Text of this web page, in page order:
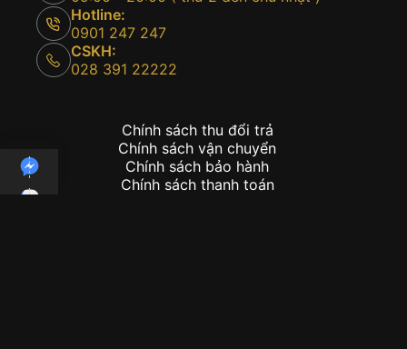
Hotline:
0901 247 247
CSKH:
028 391 22222
Chính sách thu đổi trả
Chính sách vận chuyển
Chính sách bảo hành
Chính sách thanh toán